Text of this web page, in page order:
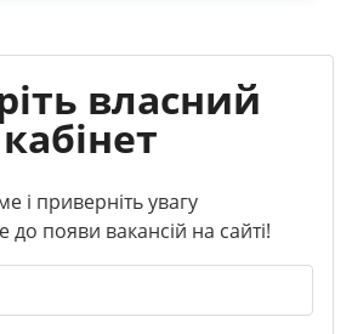
власний
кабінет
і приверніть увагу
до появи вакансій на сайті!